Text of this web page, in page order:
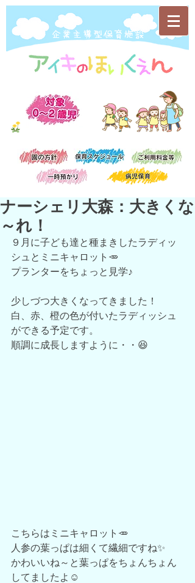
​企業主導型保育施設
ナーシェリ大森：大きくな
～れ！
９月に子ども達と種まきしたラディッ
シュとミニキャロット🥕
プランターをちょっと見学♪
少しづつ大きくなってきました！
白、赤、橙の色が付いたラディッシュ
ができる予定です。
順調に成長しますように・・😆
こちらはミニキャロット🥕
人参の葉っぱは細くて繊細ですね✨
かわいいね～と葉っぱをちょんちょん
してましたよ☺